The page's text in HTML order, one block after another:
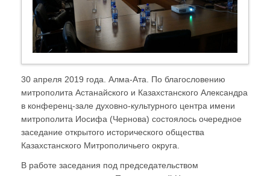
30 апреля 2019 года. Алма-Ата. По благословению
митрополита Астанайского и Казахстанского Александра
в конференц-зале духовно-культурного центра имени
митрополита Иосифа (Чернова) состоялось очередное
заседание открытого исторического общества
Казахстанского Митрополичьего округа.
В работе заседания под председательством